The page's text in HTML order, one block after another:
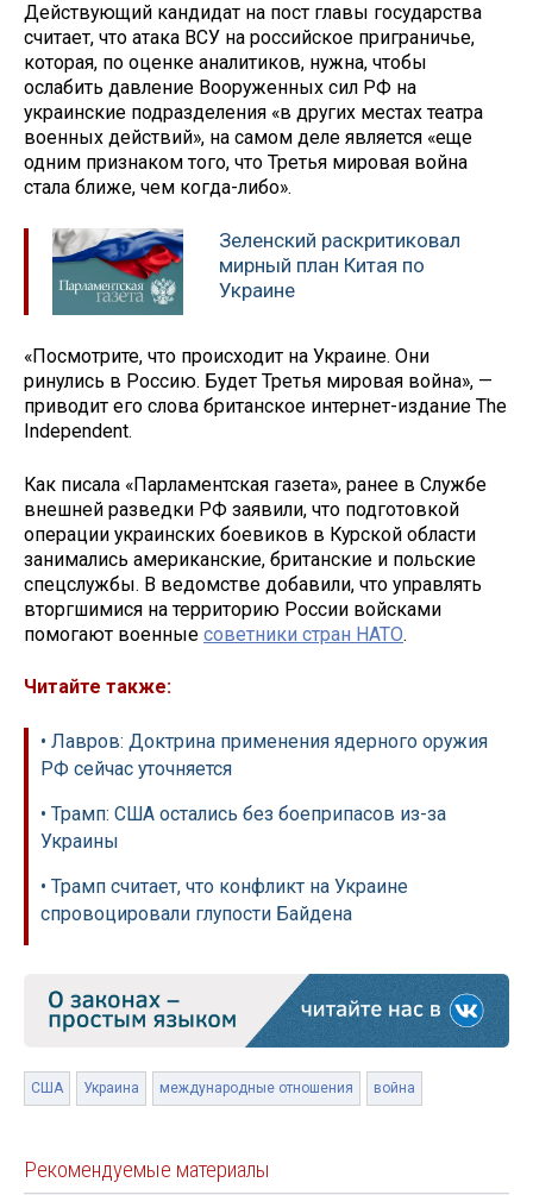
Действующий кандидат на пост главы государства
считает, что атака ВСУ на российское приграничье,
которая, по оценке аналитиков, нужна, чтобы
ослабить давление Вооруженных сил РФ на
украинские подразделения «в других местах театра
военных действий», на самом деле является «еще
одним признаком того, что Третья мировая война
стала ближе, чем когда-либо».
Зеленский раскритиковал
мирный план Китая по
Украине
«Посмотрите, что происходит на Украине. Они
ринулись в Россию. Будет Третья мировая война», —
приводит его слова британское интернет-издание The
Independent.
Как писала «Парламентская газета», ранее в Службе
внешней разведки РФ заявили, что подготовкой
операции украинских боевиков в Курской области
занимались американские, британские и польские
спецслужбы. В ведомстве добавили, что управлять
вторгшимися на территорию России войсками
помогают военные советники стран НАТО.
Читайте также:
• Лавров: Доктрина применения ядерного оружия
РФ сейчас уточняется
• Трамп: США остались без боеприпасов из-за
Украины
• Трамп считает, что конфликт на Украине
спровоцировали глупости Байдена
США Украина международные отношения война
Рекомендуемые материалы